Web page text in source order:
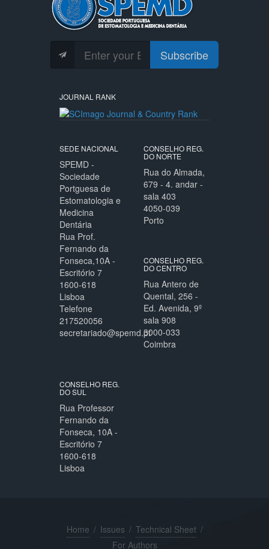
Subscribe
JOURNAL RANK
SEDE NACIONAL
SPEMD -
Sociedade
Portguesa de
Estomatologia e
Medicina
Dentária
Rua Prof.
Fernando da
Fonseca,10A -
Escritório 7
1600-618
Lisboa
Telefone
217520056
secretariado@spemd.pt
CONSELHO REG.
DO NORTE
Rua do Almada,
679 - 4. andar -
sala 403
4050-039
Porto
CONSELHO REG.
DO CENTRO
Rua Antero de
Quental, 256 -
Ed. Avenida, 9º
sala 908
3000-033
Coimbra
CONSELHO REG.
DO SUL
Rua Professor
Fernando da
Fonseca, 10A -
Escritório 7
1600-618
Lisboa
Home / Issues / Technical Sheet /
For Authors